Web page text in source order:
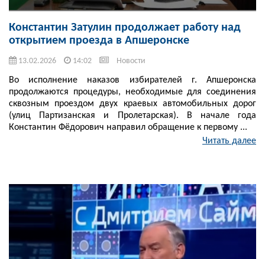
Константин Затулин продолжает работу над
открытием проезда в Апшеронске
13.02.2026 14:02 Новости
Во исполнение наказов избирателей г. Апшеронска
продолжаются процедуры, необходимые для соединения
сквозным проездом двух краевых автомобильных дорог
(улиц Партизанская и Пролетарская). В начале года
Константин Фёдорович направил обращение к первому ...
Читать далее